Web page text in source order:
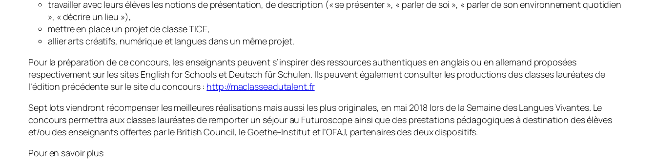
travailler avec leurs élèves les notions de présentation, de description (« se présenter », « parler de soi », « parler de son environnement quotidien
», « décrire un lieu »),
mettre en place un projet de classe TICE,
allier arts créatifs, numérique et langues dans un même projet.
Pour la préparation de ce concours, les enseignants peuvent s’inspirer des ressources authentiques en anglais ou en allemand proposées
respectivement sur les sites English for Schoolset Deutsch für Schulen. Ils peuvent également consulter les productions des classes lauréates de
l’édition précédente sur le site du concours : http://maclasseadutalent.fr
Sept lots viendront récompenser les meilleures réalisations mais aussi les plus originales, en mai 2018 lors de la Semaine des Langues Vivantes. Le
concours permettra aux classes lauréates de remporter un séjour au Futuroscope ainsi que des prestations pédagogiques à destination des élèves
et/ou des enseignants offertes par le British Council, le Goethe-Institut et l’OFAJ, partenaires des deux dispositifs.
Pour en savoir plus